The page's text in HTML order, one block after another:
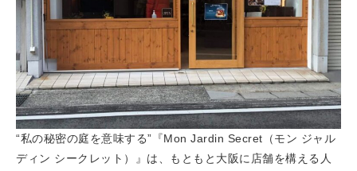
“私の秘密の庭を意味する”『Mon Jardin Secret（モン ジャル
ディン シークレット）』は、もともと大阪に店舗を構える人